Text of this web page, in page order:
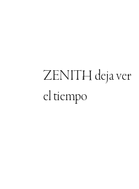
ZENITH deja ver
el tiempo